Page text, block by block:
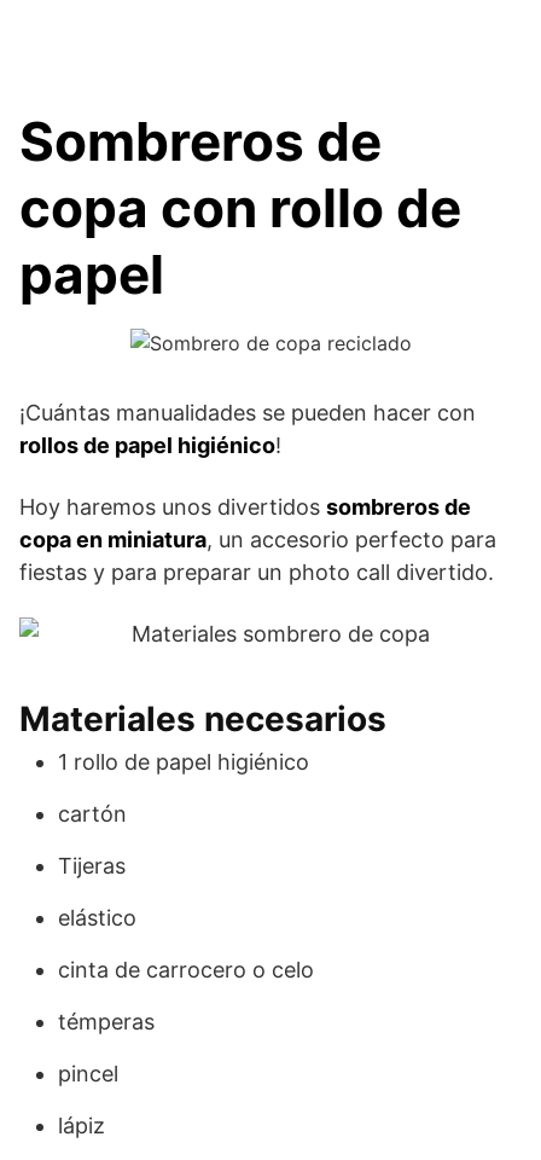
Sombreros de
copa con rollo de
papel
¡Cuántas manualidades se pueden hacer con
rollos de papel higiénico!
Hoy haremos unos divertidos sombreros de
copa en miniatura, un accesorio perfecto para
fiestas y para preparar un photo call divertido.
Materiales necesarios
1 rollo de papel higiénico
cartón
Tijeras
elástico
cinta de carrocero o celo
témperas
pincel
lápiz